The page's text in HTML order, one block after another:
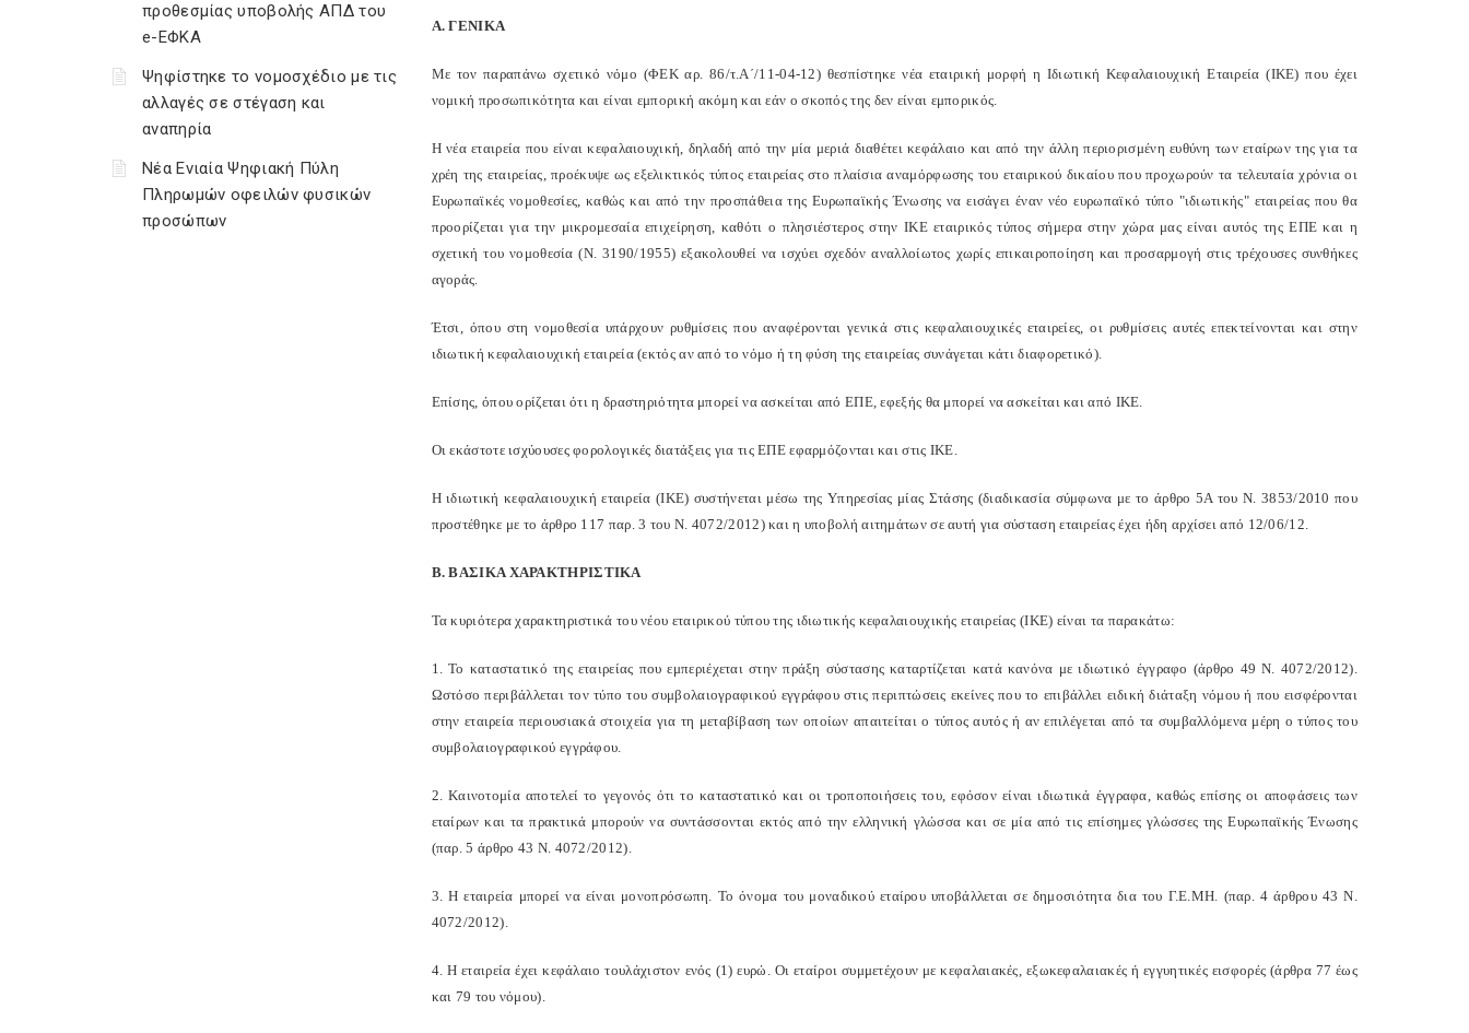
προθεσμίας υποβολής ΑΠΔ του
e-ΕΦΚΑ
Ψηφίστηκε το νομοσχέδιο με τις
αλλαγές σε στέγαση και
αναπηρία
Νέα Ενιαία Ψηφιακή Πύλη
Πληρωμών οφειλών φυσικών
προσώπων
Α. ΓΕΝΙΚΑ
Με τον παραπάνω σχετικό νόμο (ΦΕΚ αρ. 86/τ.Α΄/11-04-12) θεσπίστηκε νέα εταιρική μορφή η Ιδιωτική Κεφαλαιουχική Εταιρεία (ΙΚΕ) που έχει
νομική προσωπικότητα και είναι εμπορική ακόμη και εάν ο σκοπός της δεν είναι εμπορικός.
Η νέα εταιρεία που είναι κεφαλαιουχική, δηλαδή από την μία μεριά διαθέτει κεφάλαιο και από την άλλη περιορισμένη ευθύνη των εταίρων της για τα
χρέη της εταιρείας, προέκυψε ως εξελικτικός τύπος εταιρείας στο πλαίσια αναμόρφωσης του εταιρικού δικαίου που προχωρούν τα τελευταία χρόνια οι
Ευρωπαϊκές νομοθεσίες, καθώς και από την προσπάθεια της Ευρωπαϊκής Ένωσης να εισάγει έναν νέο ευρωπαϊκό τύπο "ιδιωτικής" εταιρείας που θα
προορίζεται για την μικρομεσαία επιχείρηση, καθότι ο πλησιέστερος στην ΙΚΕ εταιρικός τύπος σήμερα στην χώρα μας είναι αυτός της ΕΠΕ και η
σχετική του νομοθεσία (Ν. 3190/1955) εξακολουθεί να ισχύει σχεδόν αναλλοίωτος χωρίς επικαιροποίηση και προσαρμογή στις τρέχουσες συνθήκες
αγοράς.
Έτσι, όπου στη νομοθεσία υπάρχουν ρυθμίσεις που αναφέρονται γενικά στις κεφαλαιουχικές εταιρείες, οι ρυθμίσεις αυτές επεκτείνονται και στην
ιδιωτική κεφαλαιουχική εταιρεία (εκτός αν από το νόμο ή τη φύση της εταιρείας συνάγεται κάτι διαφορετικό).
Επίσης, όπου ορίζεται ότι η δραστηριότητα μπορεί να ασκείται από ΕΠΕ, εφεξής θα μπορεί να ασκείται και από ΙΚΕ.
Οι εκάστοτε ισχύουσες φορολογικές διατάξεις για τις ΕΠΕ εφαρμόζονται και στις ΙΚΕ.
Η ιδιωτική κεφαλαιουχική εταιρεία (ΙΚΕ) συστήνεται μέσω της Υπηρεσίας μίας Στάσης (διαδικασία σύμφωνα με το άρθρο 5Α του Ν. 3853/2010 που
προστέθηκε με το άρθρο 117 παρ. 3 του Ν. 4072/2012) και η υποβολή αιτημάτων σε αυτή για σύσταση εταιρείας έχει ήδη αρχίσει από 12/06/12.
Β. ΒΑΣΙΚΑ ΧΑΡΑΚΤΗΡΙΣΤΙΚΑ
Τα κυριότερα χαρακτηριστικά του νέου εταιρικού τύπου της ιδιωτικής κεφαλαιουχικής εταιρείας (ΙΚΕ) είναι τα παρακάτω:
1. Το καταστατικό της εταιρείας που εμπεριέχεται στην πράξη σύστασης καταρτίζεται κατά κανόνα με ιδιωτικό έγγραφο (άρθρο 49 Ν. 4072/2012).
Ωστόσο περιβάλλεται τον τύπο του συμβολαιογραφικού εγγράφου στις περιπτώσεις εκείνες που το επιβάλλει ειδική διάταξη νόμου ή που εισφέρονται
στην εταιρεία περιουσιακά στοιχεία για τη μεταβίβαση των οποίων απαιτείται ο τύπος αυτός ή αν επιλέγεται από τα συμβαλλόμενα μέρη ο τύπος του
συμβολαιογραφικού εγγράφου.
2. Καινοτομία αποτελεί το γεγονός ότι το καταστατικό και οι τροποποιήσεις του, εφόσον είναι ιδιωτικά έγγραφα, καθώς επίσης οι αποφάσεις των
εταίρων και τα πρακτικά μπορούν να συντάσσονται εκτός από την ελληνική γλώσσα και σε μία από τις επίσημες γλώσσες της Ευρωπαϊκής Ένωσης
(παρ. 5 άρθρο 43 Ν. 4072/2012).
3. Η εταιρεία μπορεί να είναι μονοπρόσωπη. Το όνομα του μοναδικού εταίρου υποβάλλεται σε δημοσιότητα δια του Γ.Ε.ΜΗ. (παρ. 4 άρθρου 43 Ν.
4072/2012).
4. Η εταιρεία έχει κεφάλαιο τουλάχιστον ενός (1) ευρώ. Οι εταίροι συμμετέχουν με κεφαλαιακές, εξωκεφαλαιακές ή εγγυητικές εισφορές (άρθρα 77 έως
και 79 του νόμου).